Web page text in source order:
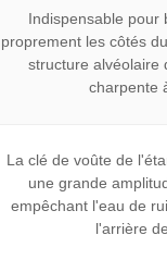
Indispensable pour
proprement les côtés
structure alvéolaire
charpente
La clé de voûte de
une grande
empêchant l'eau de
l'arrière